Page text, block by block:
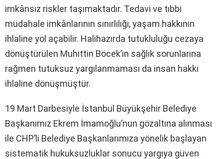
imkânsız riskler taşımaktadır. Tedavi ve tıbbi
müdahale imkânlarının sınırlılığı, yaşam hakkının
ihlaline yol açabilir. Halihazırda tutukluluğu cezaya
dönüştürülen Muhittin Böcek’in sağlık sorunlarına
rağmen tutuksuz yargılanmaması da insan hakkı
ihlaline dönüşmüştür.
19 Mart Darbesiyle İstanbul Büyükşehir Belediye
Başkanımız Ekrem İmamoğlu’nun gözaltına alınması
ile CHP’li Belediye Başkanlarımıza yönelik başlayan
sistematik hukuksuzluklar sonucu yargıya güven